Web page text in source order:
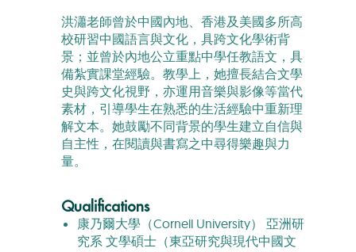
洪瀟老師曾於中國內地、香港及美國多所高
校研習中國語言與文化，具跨文化學術背
景；並曾於內地公立重點中學任教語文，具
備紮實課堂經驗。教學上，她擅長結合文學
史與跨文化視野，亦運用音樂與影像等當代
素材，引導學生在熟悉的生活經驗中重新理
解文本。她鼓勵不同背景的學生建立自信與
自主性，在閱讀與書寫之中尋得樂趣與力
量。
Qualifications
康乃爾大學（Cornell University） 亞洲研
究系 文學碩士（東亞研究與現代中國文